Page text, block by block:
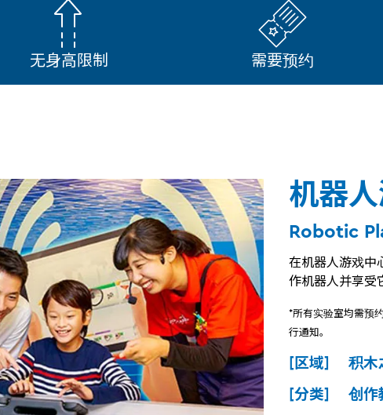
无身高限制 需要预约
机器
Robotic
在机器人游戏中
作机器人并享受
*所有实验室均需预
行通知。
[区域] 积木
[分类] 创作